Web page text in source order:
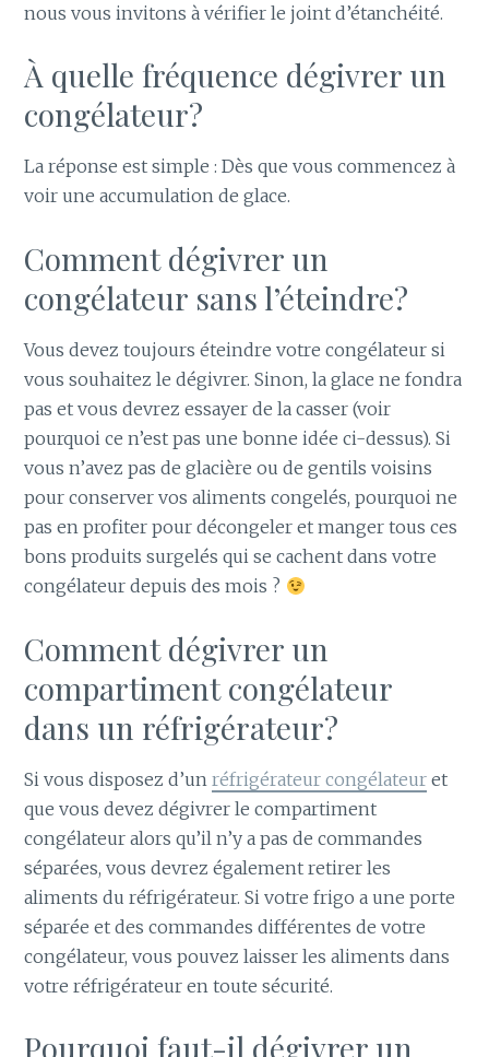
nous vous invitons à vérifier le joint d’étanchéité.
À quelle fréquence dégivrer un
congélateur?
La réponse est simple : Dès que vous commencez à
voir une accumulation de glace.
Comment dégivrer un
congélateur sans l’éteindre?
Vous devez toujours éteindre votre congélateur si
vous souhaitez le dégivrer. Sinon, la glace ne fondra
pas et vous devrez essayer de la casser (voir
pourquoi ce n’est pas une bonne idée ci-dessus). Si
vous n’avez pas de glacière ou de gentils voisins
pour conserver vos aliments congelés, pourquoi ne
pas en profiter pour décongeler et manger tous ces
bons produits surgelés qui se cachent dans votre
congélateur depuis des mois ?
Comment dégivrer un
compartiment congélateur
dans un réfrigérateur?
Si vous disposez d’unréfrigérateur congélateur et
que vous devez dégivrer le compartiment
congélateur alors qu’il n’y a pas de commandes
séparées, vous devrez également retirer les
aliments du réfrigérateur. Si votre frigo a une porte
séparée et des commandes différentes de votre
congélateur, vous pouvez laisser les aliments dans
votre réfrigérateur en toute sécurité.
Pourquoi faut-il dégivrer un